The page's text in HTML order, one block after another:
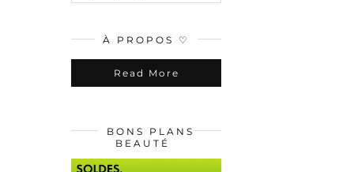
À PROPOS ♡
Read More
BONS PLANS
BEAUTÉ